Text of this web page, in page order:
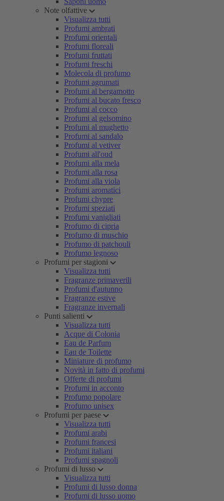
Note olfattive
Visualizza tutti
Profumi ambrati
Profumi orientali
Profumi floreali
Profumi fruttati
Profumi freschi
Molecola di profumo
Profumi agrumati
Profumi al bergamotto
Profumi al bucato fresco
Profumi al cocco
Profumi al gelsomino
Profumi al mughetto
Profumi al sandalo
Profumi al vetiver
Profumi all'oud
Profumi alla mela
Profumi alla rosa
Profumi alla viola
Profumi aromatici
Profumi chypre
Profumi speziati
Profumi vanigliati
Profumo di cipria
Profumo di muschio
Profumo di patchouli
Profumo legnoso
Profumi per stagioni
Visualizza tutti
Fragranze primaverili
Profumi d'autunno
Fragranze estive
Fragranze invernali
Punti salienti
Visualizza tutti
Acque di Colonia
Eau de Parfum
Eau de Toilette
Miniature di profumo
Novità in fatto di profumi
Offerte di profumi
Profumi in acconto
Profumo popolare
Profumo unisex
Profumi per paese
Visualizza tutti
Profumi arabi
Profumi francesi
Profumi italiani
Profumi spagnoli
Profumi di lusso
Visualizza tutti
Profumi di lusso donna
Profumi di lusso uomo